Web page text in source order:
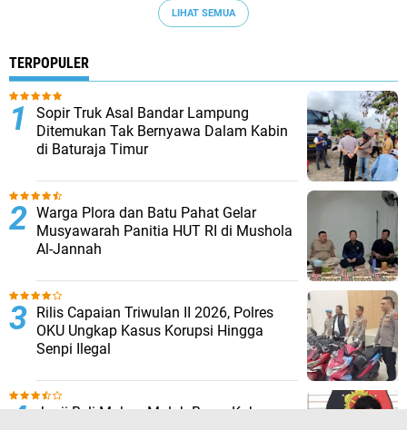
LIHAT SEMUA
TERPOPULER
Sopir Truk Asal Bandar Lampung
Ditemukan Tak Bernyawa Dalam Kabin
di Baturaja Timur
Warga Plora dan Batu Pahat Gelar
Musyawarah Panitia HUT RI di Mushola
Al-Jannah
Rilis Capaian Triwulan II 2026, Polres
OKU Ungkap Kasus Korupsi Hingga
Senpi Ilegal
Janji Beli Makan Malah Bawa Kabur